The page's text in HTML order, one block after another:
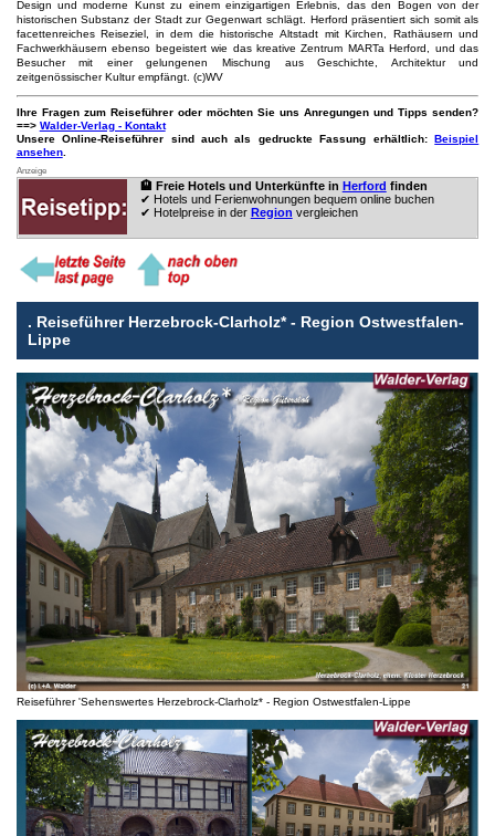
Design und moderne Kunst zu einem einzigartigen Erlebnis, das den Bogen von der
historischen Substanz der Stadt zur Gegenwart schlägt. Herford präsentiert sich somit als
facettenreiches Reiseziel, in dem die historische Altstadt mit Kirchen, Rathäusern und
Fachwerkhäusern ebenso begeistert wie das kreative Zentrum MARTa Herford, und das
Besucher mit einer gelungenen Mischung aus Geschichte, Architektur und
zeitgenössischer Kultur empfängt. (c)WV
Ihre Fragen zum Reiseführer oder möchten Sie uns Anregungen und Tipps senden?
==> Walder-Verlag - Kontakt
Unsere Online-Reiseführer sind auch als gedruckte Fassung erhältlich:Beispiel
ansehen.
Anzeige
🏨 Freie Hotels und Unterkünfte in Herford finden
✔ Hotels und Ferienwohnungen bequem online buchen
✔ Hotelpreise in der Region vergleichen
. Reiseführer Herzebrock-Clarholz* - Region Ostwestfalen-
Lippe
Reiseführer 'Sehenswertes Herzebrock-Clarholz* - Region Ostwestfalen-Lippe